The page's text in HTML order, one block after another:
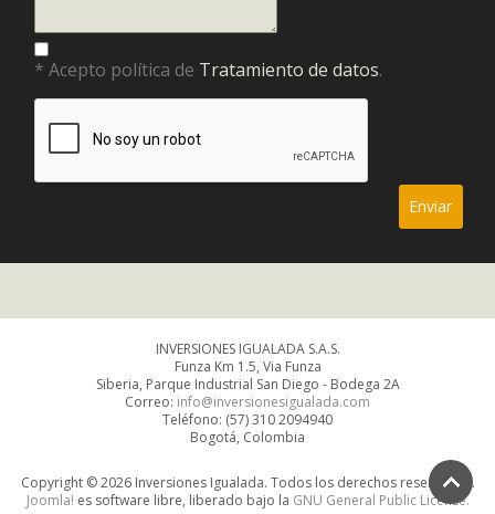
* Acepto política de Tratamiento de datos.
INVERSIONES IGUALADA S.A.S.
Funza Km 1.5, Via Funza
Siberia, Parque Industrial San Diego - Bodega 2A
Correo: info@inversionesigualada.com
Teléfono: (57) 310 2094940
Bogotá, Colombia
Copyright © 2026 Inversiones Igualada. Todos los derechos reservados.
Joomla! es software libre, liberado bajo la GNU General Public License.